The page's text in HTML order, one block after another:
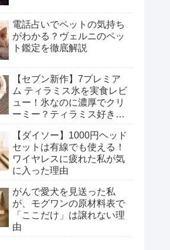
電話占いでペットの気持ち
がわかる？ヴェルニのペッ
ト鑑定を徹底解説
【セブン新作】7プレミア
ム ティラミス氷を実食レビ
ュー！氷なのに濃厚でクリ
ーミー？ティラミス好きが
【ダイソー】1000円ヘッド
セットは有線でも使える！
ワイヤレスに疲れた私が気
に入った理由
がんで愛犬を見送った私
が、モグワンの原材料表で
「ここだけ」は譲れない理
由